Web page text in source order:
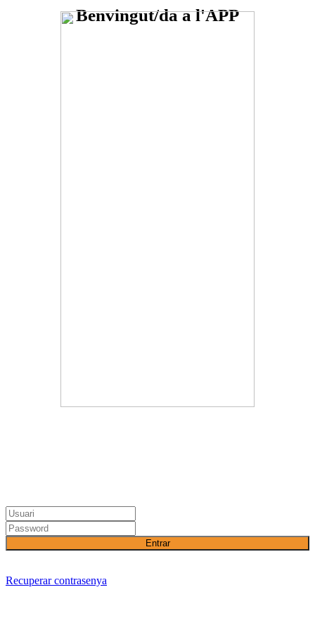
Benvingut/da a l'APP
Entrar
Recuperar contrasenya